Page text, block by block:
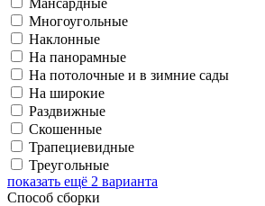
Многоугольные
Наклонные
На панорамные
На потолочные и в зимние сады
На широкие
Раздвижные
Скошенные
Трапециевидные
Треугольные
показать ещё 2 варианта
Способ сборки